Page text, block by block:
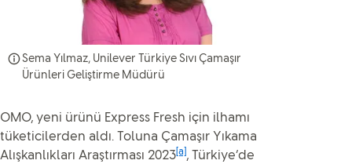
Sema Yılmaz, Unilever Türkiye Sıvı Çamaşır
Ürünleri Geliştirme Müdürü
OMO, yeni ürünü Express Fresh için ilhamı
tüketicilerden aldı. Toluna Çamaşır Yıkama
Alışkanlıkları Araştırması 2023 [a] , Türkiye’de